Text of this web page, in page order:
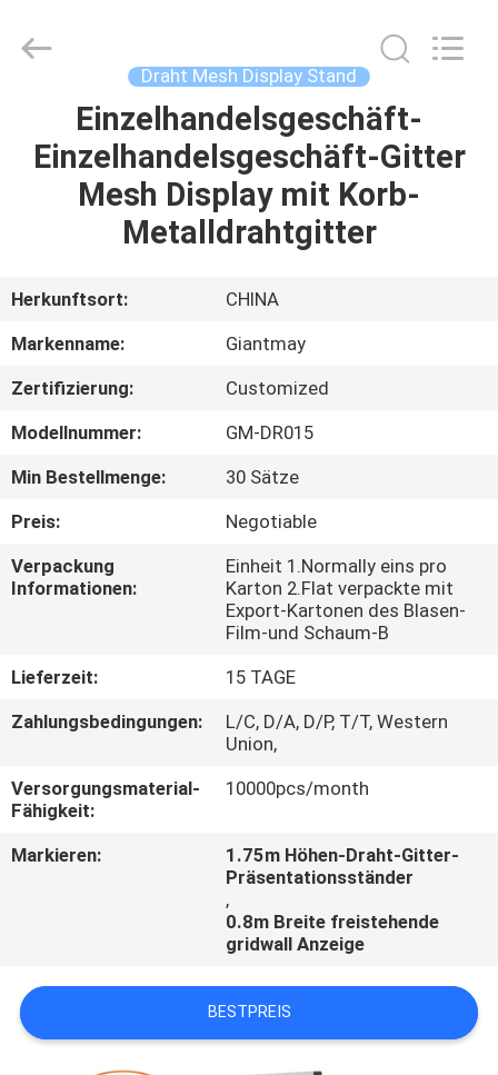
HAUS
PRODUKTE
UNS
AUSFLUG
QUALITÄTSKONTROLLE
TRETEN
SIE
UNS
VERBINDUNG
NACHRICHTEN
Reserved.
Draht Mesh Display Stand
Einzelhandelsgeschäft-
Einzelhandelsgeschäft-Gitter
Mesh Display mit Korb-
Metalldrahtgitter
Herkunftsort:
CHINA
Markenname:
Giantmay
Zertifizierung:
Customized
Modellnummer:
GM-DR015
Min Bestellmenge:
30 Sätze
Preis:
Negotiable
Verpackung
Informationen:
Einheit 1.Normally eins pro
Karton 2.Flat verpackte mit
Export-Kartonen des Blasen-
Film-und Schaum-B
Lieferzeit:
15 TAGE
Zahlungsbedingungen:
L/C, D/A, D/P, T/T, Western
Union,
Versorgungsmaterial-
Fähigkeit:
10000pcs/month
Markieren:
1.75m Höhen-Draht-Gitter-
Präsentationsständer
,
0.8m Breite freistehende
gridwall Anzeige
BESTPREIS